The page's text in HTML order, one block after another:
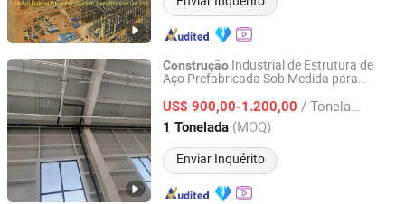
Construção Industrial de Estrutura de
Aço Prefabricada Sob Medida para
Galpão Agrícola
US$ 900,00-1.200,00 / Tonelada
1 Tonelada (MOQ)
Enviar Inquérito
Qingdao Xinfeng Steel Structure Co., Ltd.
Shandong, China Desde 2026